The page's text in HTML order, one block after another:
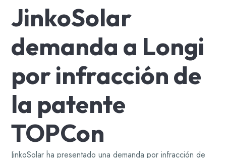
JinkoSolar
demanda a Longi
por infracción de
la patente
TOPCon
JinkoSolar ha presentado una demanda por infracción de